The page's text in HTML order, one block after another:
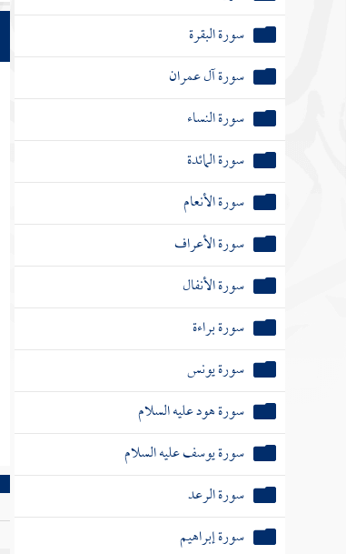
سورة البقرة
سورة آل عمران
سورة النساء
سورة المائدة
سورة الأنعام
سورة الأعراف
سورة الأنفال
سورة براءة
سورة يونس
سورة هود عليه السلام
سورة يوسف عليه السلام
سورة الرعد
سورة إبراهيم